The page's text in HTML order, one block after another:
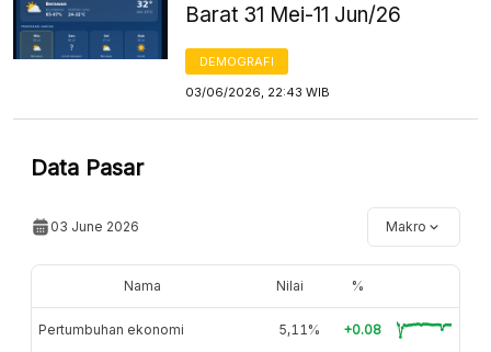
Barat 31 Mei-11 Jun/26
DEMOGRAFI
03/06/2026, 22:43 WIB
Data Pasar
03 June 2026 Makro
Nama Nilai %
Pertumbuhan ekonomi 5,11% +0.08